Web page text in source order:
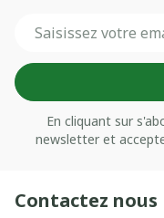
En cliquant sur
newsletter et
Contactez nous